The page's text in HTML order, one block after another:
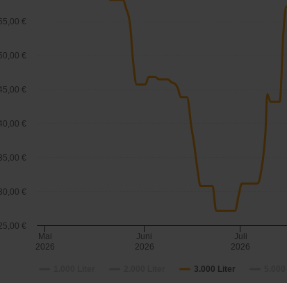
3.000 Liter
Mai
2026
Juni
2026
Juli
2026
€
€
€
€
€
€
€